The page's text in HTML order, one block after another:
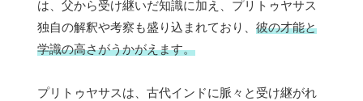
は、父から受け継いだ知識に加え、プリトゥヤサス
独自の解釈や考察も盛り込まれており、 彼の才能と
学識の高さがうかがえます。
プリトゥヤサスは、古代インドに脈々と受け継がれ